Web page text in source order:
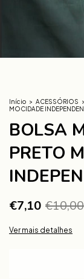
Início > ACESSÓRIOS >
MOCIDADE
BOLSA
PRETO
€7,10 €10,00
Ver mais detalhes